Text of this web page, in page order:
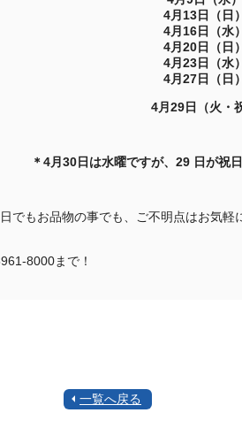
4月13日（日）
4月16日（水）
4月20日（日）
4月23日（水）
4月27日（日）
4月29日（火・
＊4月30日は水曜ですが、29 日が祝
でもお品物の事でも、ご不明点はお気軽
8000まで！
一覧へ戻る